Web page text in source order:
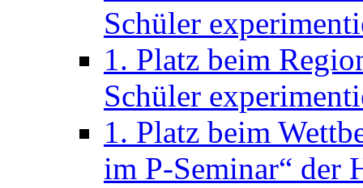
Schüler
1. Platz beim
Schüler
1. Platz beim
im P-Seminar“ der